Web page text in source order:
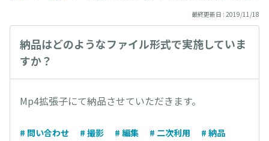
最終更新日 : 2019/11/18
納品はどのようなファイル形式で実施していま
すか？
Mp4拡張子にて納品させていただきます。
# 問い合わせ # 撮影 # 編集 # 二次利用
# 納品